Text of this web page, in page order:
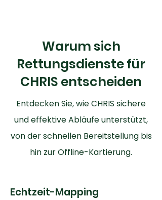
Warum sich
Rettungsdienste für
CHRIS entscheiden
Entdecken Sie, wie CHRIS sichere
und effektive Abläufe unterstützt,
von der schnellen Bereitstellung bis
hin zur Offline-Kartierung.
Echtzeit-Mapping